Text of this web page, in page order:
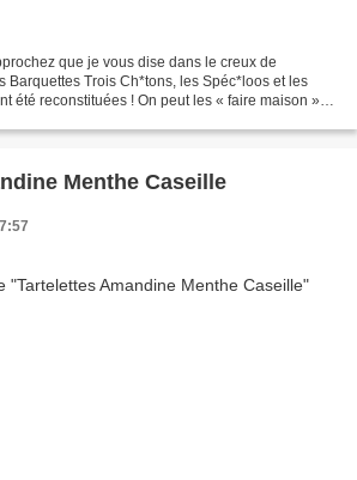
que je vous dise dans le creux de
Barquettes Trois Ch*tons, les Spéc*loos et les
été reconstituées ! On peut les « faire maison »
Menthe Caseille